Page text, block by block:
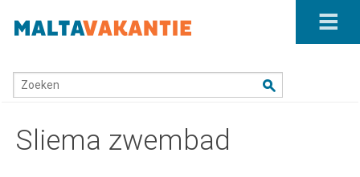
Home/Sliema/Sliema zwembad
Sliema zwembad